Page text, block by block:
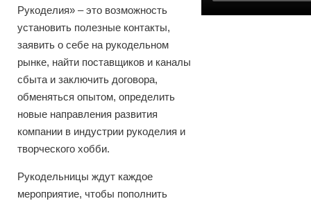
Рукоделия» – это возможность
установить полезные контакты,
заявить о себе на рукодельном
рынке, найти поставщиков и каналы
сбыта и заключить договора,
обменяться опытом, определить
новые направления развития
компании в индустрии рукоделия и
творческого хобби.
Рукодельницы ждут каждое
мероприятие, чтобы пополнить